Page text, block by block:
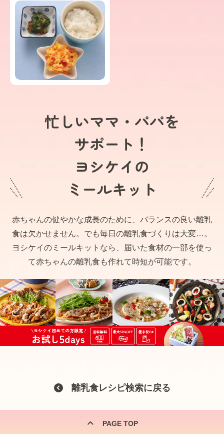
忙しいママ・パパを
サポート！
ヨシケイの
ミールキット
赤ちゃんの健やかな成長のために、バランスの良い離乳
食は欠かせません。でも毎日の離乳食づくりは大変…。
ヨシケイのミールキットなら、届いた食材の一部を使っ
て赤ちゃんの離乳食も作れて時短が可能です。
離乳食レシピ検索に戻る
PAGE TOP